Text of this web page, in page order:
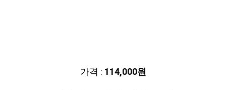
가격 : 114,000원